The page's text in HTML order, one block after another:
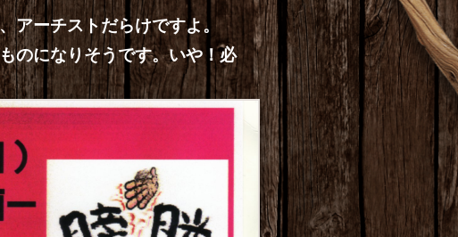
アーチストだらけですよ。
のになりそうです。いや！必